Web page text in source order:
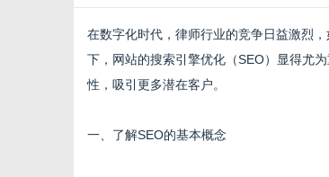
在数字化时代，律师行业的竞争日益激烈
下，网站的搜索引擎优化（SEO）显得尤
性，吸引更多潜在客户。
一、了解SEO的基本概念